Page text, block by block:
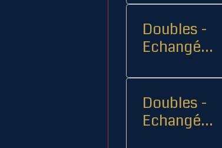
Doubles -
Echangés 1
Doubles -
Echangés